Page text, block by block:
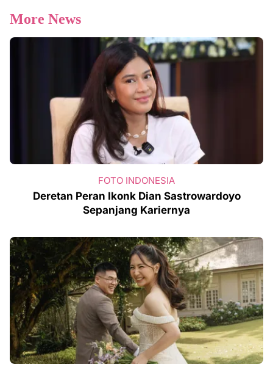
More News
FOTO INDONESIA
Deretan Peran Ikonk Dian Sastrowardoyo
Sepanjang Kariernya